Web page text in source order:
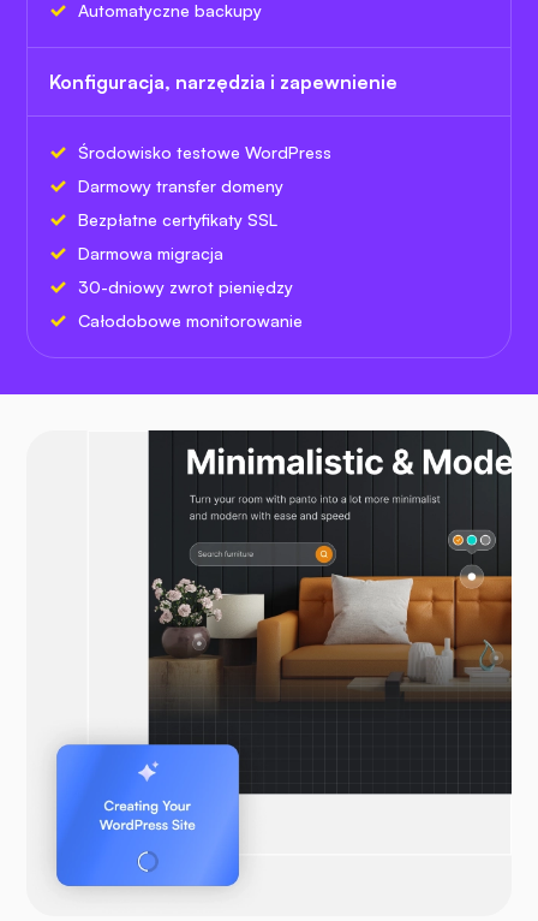
Automatyczne backupy
Konfiguracja, narzędzia i zapewnienie
Środowisko testowe WordPress
Darmowy transfer domeny
Bezpłatne certyfikaty SSL
Darmowa migracja
30-dniowy zwrot pieniędzy
Całodobowe monitorowanie